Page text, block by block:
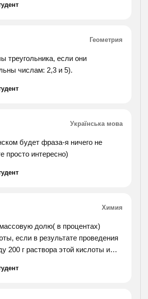
Геометрия
треугольника, если они
числам: 2,3 и 5).
Українська мова
будет фраза-я ничего не
просто интересно)
Химия
долю( в процентах)
если в результате проведения
200 г раствора этой кислоты и
(iv)).